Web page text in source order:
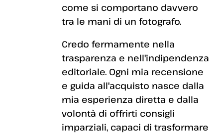
come si comportano davvero
tra le mani di un fotografo.
Credo fermamente nella
trasparenza e nell'indipendenza
editoriale. Ogni mia recensione
e guida all'acquisto nasce dalla
mia esperienza diretta e dalla
volontà di offrirti consigli
imparziali, capaci di trasformare